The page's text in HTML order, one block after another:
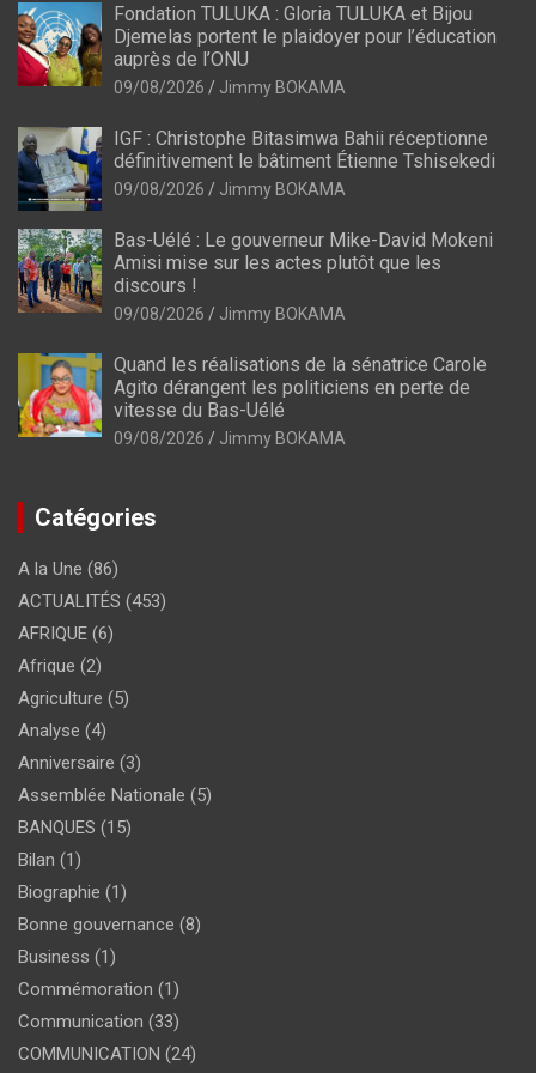
Fondation TULUKA : Gloria TULUKA et Bijou
Djemelas portent le plaidoyer pour l’éducation
auprès de l’ONU
09/08/2026 Jimmy BOKAMA
IGF : Christophe Bitasimwa Bahii réceptionne
définitivement le bâtiment Étienne Tshisekedi
09/08/2026 Jimmy BOKAMA
Bas-Uélé : Le gouverneur Mike-David Mokeni
Amisi mise sur les actes plutôt que les
discours !
09/08/2026 Jimmy BOKAMA
Quand les réalisations de la sénatrice Carole
Agito dérangent les politiciens en perte de
vitesse du Bas-Uélé
09/08/2026 Jimmy BOKAMA
Catégories
A la Une (86)
ACTUALITÉS (453)
AFRIQUE (6)
Afrique (2)
Agriculture (5)
Analyse (4)
Anniversaire (3)
Assemblée Nationale (5)
BANQUES (15)
Bilan (1)
Biographie (1)
Bonne gouvernance (8)
Business (1)
Commémoration (1)
Communication (33)
COMMUNICATION (24)